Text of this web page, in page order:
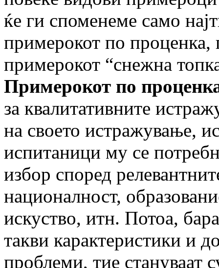
ќе ги споменеме само
примерокот по
примерокот “снежна
Примерокот по
за квалитативните
на своето истражување,
испитаници му се
избор според
националност,
искуство, итн. Потоа,
такви карактеристики и
проблеми, тие стануваат